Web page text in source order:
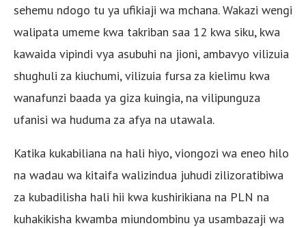
sehemu ndogo tu ya ufikiaji wa mchana. Wakazi wengi
walipata umeme kwa takriban saa 12 kwa siku, kwa
kawaida vipindi vya asubuhi na jioni, ambavyo vilizuia
shughuli za kiuchumi, vilizuia fursa za kielimu kwa
wanafunzi baada ya giza kuingia, na vilipunguza
ufanisi wa huduma za afya na utawala.
Katika kukabiliana na hali hiyo, viongozi wa eneo hilo
na wadau wa kitaifa walizindua juhudi zilizoratibiwa
za kubadilisha hali hii kwa kushirikiana na PLN na
kuhakikisha kwamba miundombinu ya usambazaji wa